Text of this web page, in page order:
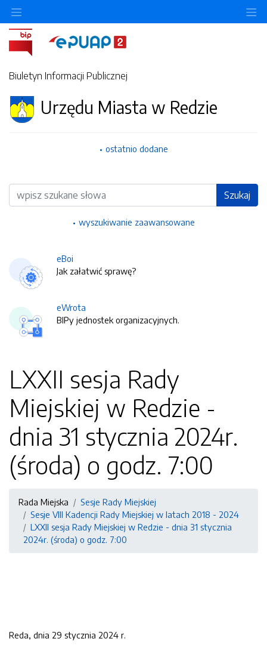
Biuletyn Informacji Publicznej
Urzędu Miasta w Redzie
ostatnio dodane
Wyszukiwarka Szukaj
wyszukiwanie zaawansowane
eBoi
Jak załatwić sprawę?
eWrota
BIPy jednostek organizacyjnych.
LXXII sesja Rady
Miejskiej w Redzie -
dnia 31 stycznia 2024r.
(środa) o godz. 7:00
Rada Miejska
Sesje Rady Miejskiej
Sesje VIII Kadencji Rady Miejskiej w latach 2018 - 2024
LXXII sesja Rady Miejskiej w Redzie - dnia 31 stycznia
2024r. (środa) o godz. 7:00
Reda, dnia 29 stycznia 2024 r.